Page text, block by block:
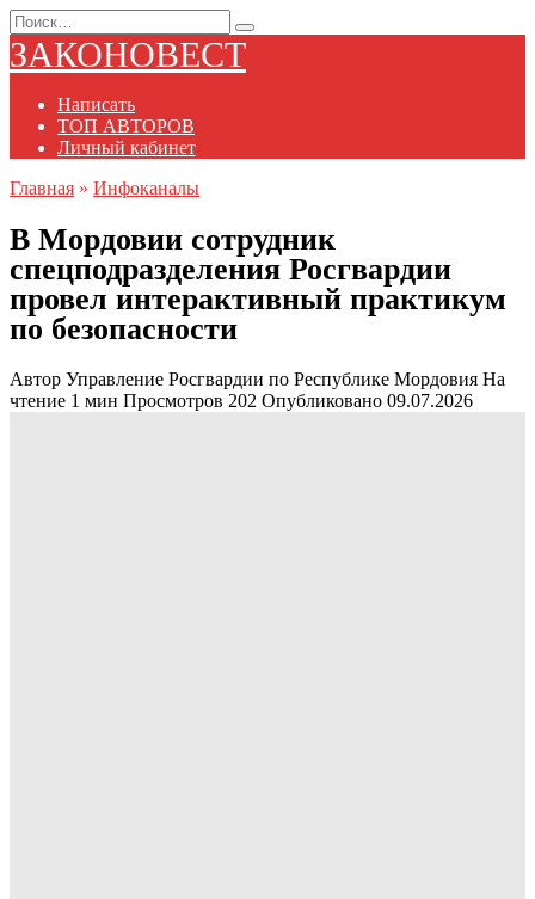
Перейти
к
содержанию
Search
for:
ЗАКОНОВЕСТ
Написать
ТОП АВТОРОВ
Личный кабинет
Главная » Инфоканалы
В Мордовии сотрудник
спецподразделения Росгвардии
провел интерактивный практикум
по безопасности
Автор Управление Росгвардии по Республике Мордовия На
чтение 1 мин Просмотров 202 Опубликовано 09.07.2026